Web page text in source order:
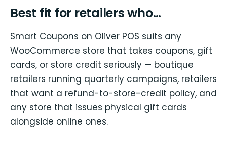
Best fit for retailers who…
Smart Coupons on Oliver POS suits any
WooCommerce store that takes coupons, gift
cards, or store credit seriously — boutique
retailers running quarterly campaigns, retailers
that want a refund-to-store-credit policy, and
any store that issues physical gift cards
alongside online ones.